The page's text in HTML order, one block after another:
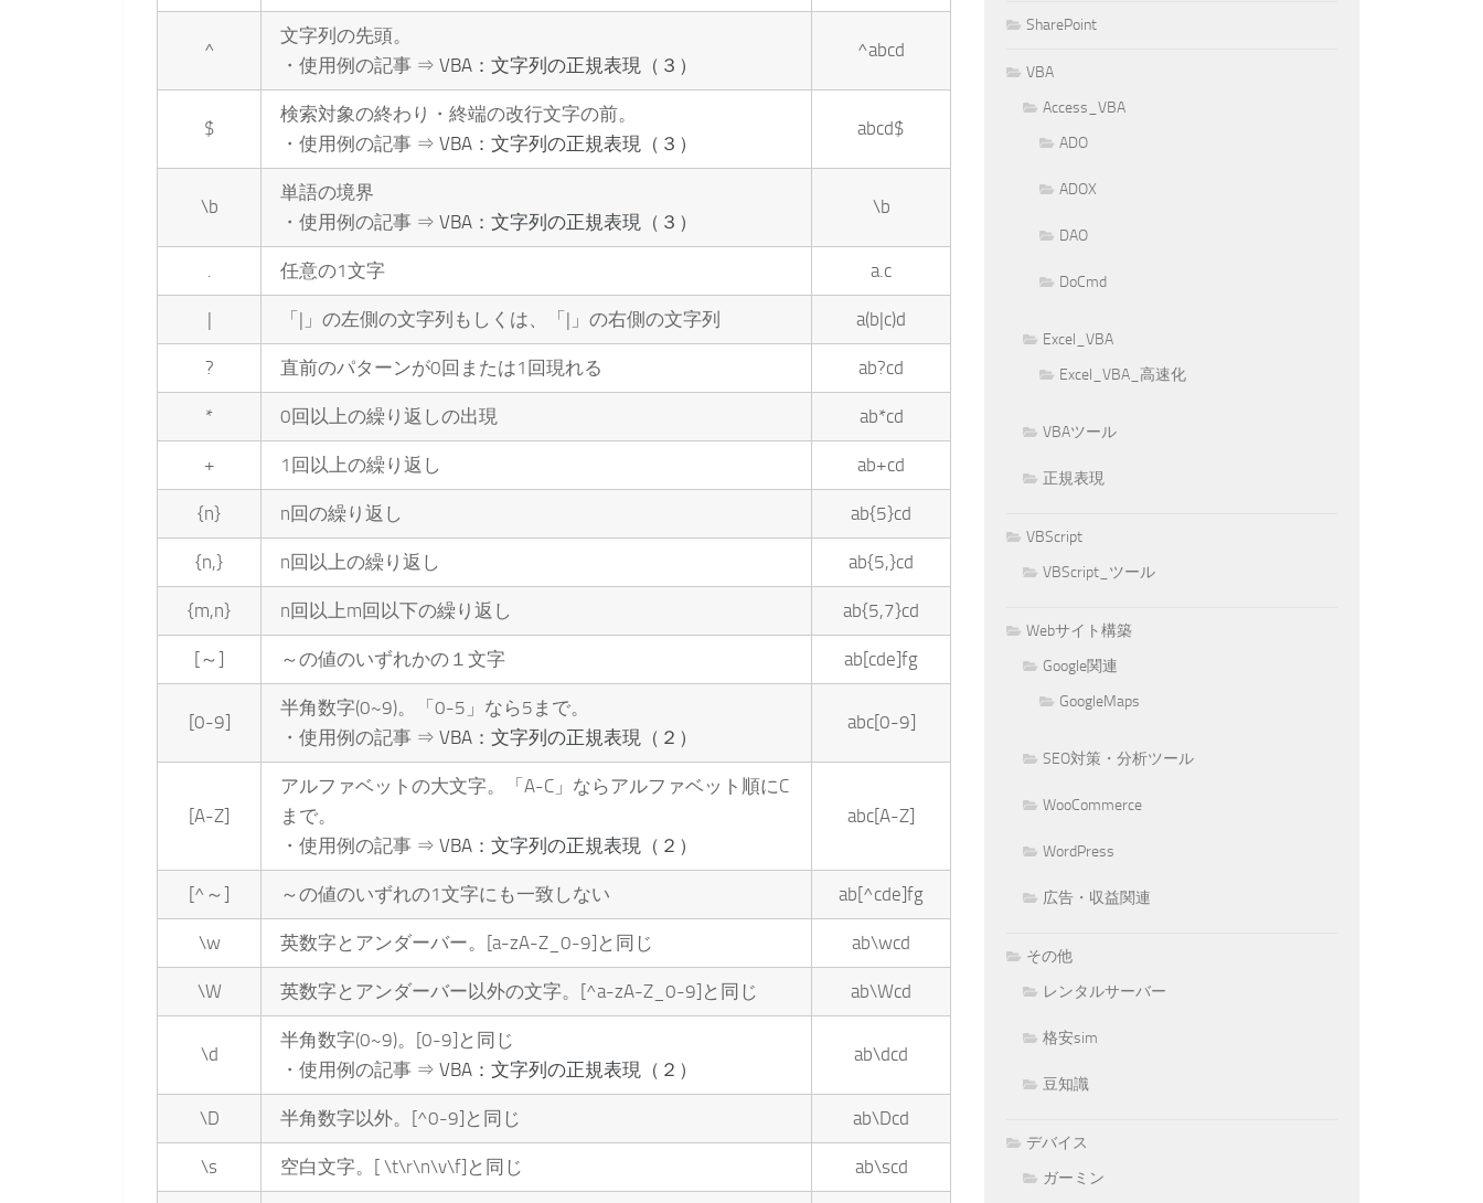
^
文字列の先頭。
・使用例の記事 ⇒ VBA：文字列の正規表現（３）
^abcd
$
検索対象の終わり・終端の改行文字の前。
・使用例の記事 ⇒ VBA：文字列の正規表現（３）
abcd$
\b
単語の境界
・使用例の記事 ⇒ VBA：文字列の正規表現（３）
\b
. 任意の1文字 a.c
| 「|」の左側の文字列もしくは、「|」の右側の文字列 a(b|c)d
? 直前のパターンが0回または1回現れる ab?cd
* 0回以上の繰り返しの出現 ab*cd
+ 1回以上の繰り返し ab+cd
{n} n回の繰り返し ab{5}cd
{n,} n回以上の繰り返し ab{5,}cd
{m,n} n回以上m回以下の繰り返し ab{5,7}cd
[～] ～の値のいずれかの１文字 ab[cde]fg
[0-9]
半角数字(0~9)。「0-5」なら5まで。
・使用例の記事 ⇒ VBA：文字列の正規表現（２）
abc[0-9]
[A-Z]
アルファベットの大文字。「A-C」ならアルファベット順にC
まで。
・使用例の記事 ⇒ VBA：文字列の正規表現（２）
abc[A-Z]
[^～] ～の値のいずれの1文字にも一致しない ab[^cde]fg
\w 英数字とアンダーバー。[a-zA-Z_0-9]と同じ ab\wcd
\W 英数字とアンダーバー以外の文字。[^a-zA-Z_0-9]と同じ ab\Wcd
\d
半角数字(0~9)。[0-9]と同じ
・使用例の記事 ⇒ VBA：文字列の正規表現（２）
ab\dcd
\D 半角数字以外。[^0-9]と同じ ab\Dcd
\s 空白文字。[ \t\r\n\v\f]と同じ ab\scd
SharePoint
VBA
Access_VBA
ADO
ADOX
DAO
DoCmd
Excel_VBA
Excel_VBA_高速化
VBAツール
正規表現
VBScript
VBScript_ツール
Webサイト構築
Google関連
GoogleMaps
SEO対策・分析ツール
WooCommerce
WordPress
広告・収益関連
その他
レンタルサーバー
格安sim
豆知識
デバイス
ガーミン